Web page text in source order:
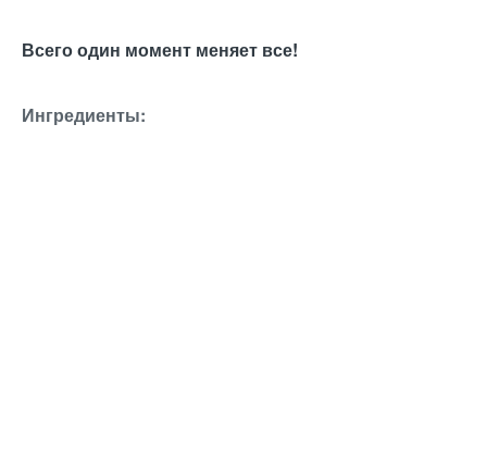
Всего один момент меняет все!
Ингредиенты: